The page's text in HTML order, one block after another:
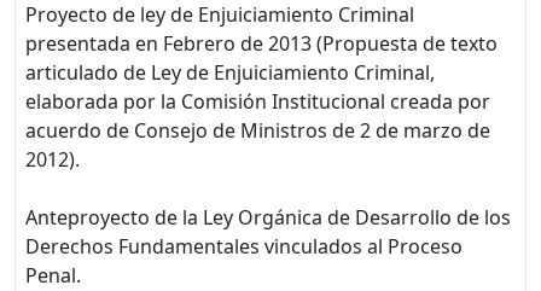
Proyecto de ley de Enjuiciamiento Criminal
presentada en Febrero de 2013 (Propuesta de texto
articulado de Ley de Enjuiciamiento Criminal,
elaborada por la Comisión Institucional creada por
acuerdo de Consejo de Ministros de 2 de marzo de
2012).
Anteproyecto de la Ley Orgánica de Desarrollo de los
Derechos Fundamentales vinculados al Proceso
Penal.